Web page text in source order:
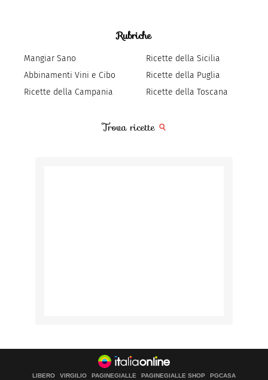
Rubriche
Mangiar Sano
Abbinamenti Vini e Cibo
Ricette della Campania
Ricette della Sicilia
Ricette della Puglia
Ricette della Toscana
Trova ricette
LIBERO VIRGILIO PAGINEGIALLE PAGINEGIALLE SHOP PGCASA